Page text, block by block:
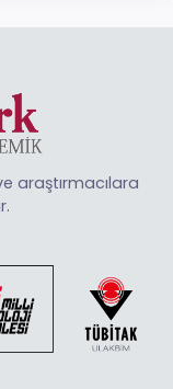
araştırmacılara